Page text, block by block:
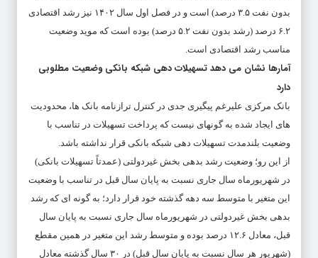
بدون نفت ۳.۵ درصد) است و در فصل اول سال ۱۴۰۲ نیز رشد اقتصادی
۶.۲ درصد (رشد بدون نفت ۵.۲ درصد) بوده است که موید وضعیت
مناسب رشد اقتصادی است.
آمارها نشان می دهد تسهیلات دهی شبکه بانکی وضعیت مطلوبی
دارد
بانک مرکزی علیرغم پیگیری جدی در کنترل ترازنامه بانک ها، محدودیت
های ایجاد شده به گونهای نیست که پرداخت تسهیلات در تناسب با
وضعیت بلندمدت تسهیلات دهی شبکه بانکی قرار نداشته باشد.
از این رو؛ وضعیت رشد بدهی بخش غیردولتی (عمدتاً تسهیلات بانکی)
در شهریورماه سال جاری نسبت به پایان سال قبل در تناسب با وضعیت
این متغیر با متوسط سه دهه گذشته خود قرار دارد؛ به گونه ای که رشد
بدهی بخش غیردولتی در شهریورماه سال جاری نسبت به پایان سال
قبل، معادل ۱۲.۶ درصد بوده و متوسط رشد این متغیر در همین مقطع
(شهریور هر سال نسبت به پایان سال قبل) در ۳۰ سال گذشته معادل